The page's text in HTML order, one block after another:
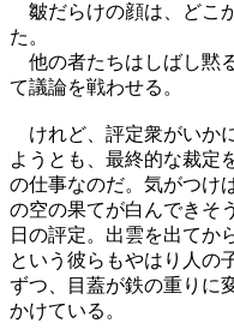
皺だらけの顔は、どこ
た。
他の者たちはしばし黙
て議論を戦わせる。
けれど、評定衆がいか
ようとも、最終的な裁
の仕事なのだ。気がつけ
の空の果てが白んできそ
日の評定。出雲を出てか
という彼らもやはり人の
ずつ、目蓋が鉄の重りに
かけている。